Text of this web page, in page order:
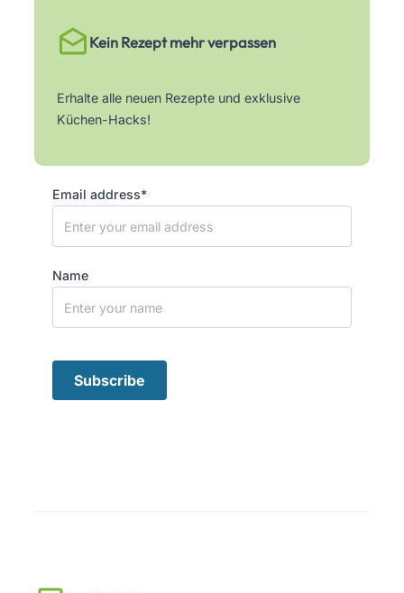
Kein Rezept mehr verpassen
Erhalte alle neuen Rezepte und exklusive
Küchen-Hacks!
Email address*
Name